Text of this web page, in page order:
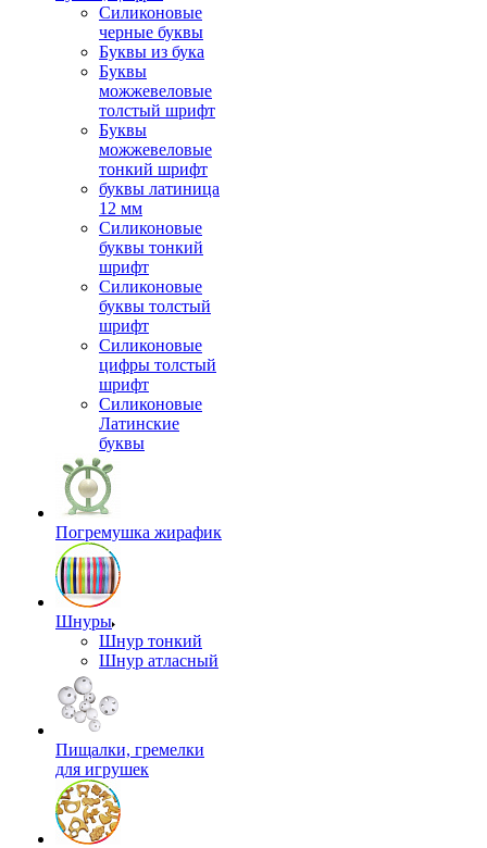
Силиконовые
черные буквы
Буквы из бука
Буквы
можжевеловые
толстый шрифт
Буквы
можжевеловые
тонкий шрифт
буквы латиница
12 мм
Силиконовые
буквы тонкий
шрифт
Силиконовые
буквы толстый
шрифт
Силиконовые
цифры толстый
шрифт
Силиконовые
Латинские
буквы
Погремушка жирафик
Шнуры
Шнур тонкий
Шнур атласный
Пищалки, гремелки
для игрушек